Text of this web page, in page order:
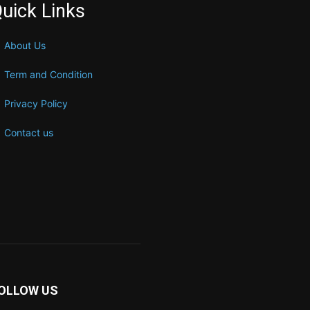
Links
About Us
Term and Condition
Privacy Policy
Contact us
US